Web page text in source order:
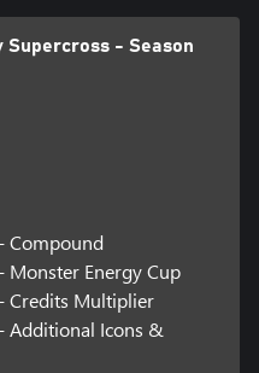
Supercross - Season
Compound
Monster Energy Cup
Credits Multiplier
Additional Icons &